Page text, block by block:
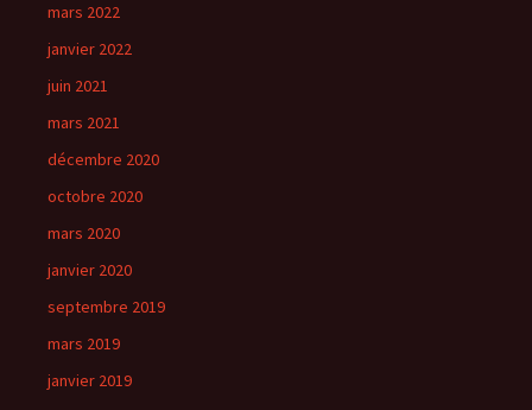
mars 2022
janvier 2022
juin 2021
mars 2021
décembre 2020
octobre 2020
mars 2020
janvier 2020
septembre 2019
mars 2019
janvier 2019